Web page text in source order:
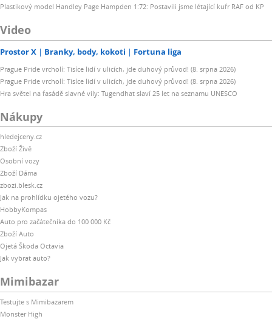
Plastikový model Handley Page Hampden 1:72: Postavili jsme létající kufr RAF od KP
Video
Prostor X Branky, body, kokoti Fortuna liga
Prague Pride vrcholí: Tisíce lidí v ulicích, jde duhový průvod! (8. srpna 2026)
Prague Pride vrcholí: Tisíce lidí v ulicích, jde duhový průvod! (8. srpna 2026)
Hra světel na fasádě slavné vily: Tugendhat slaví 25 let na seznamu UNESCO
Nákupy
hledejceny.cz
Zboží Živě
Osobní vozy
Zboží Dáma
zbozi.blesk.cz
Jak na prohlídku ojetého vozu?
HobbyKompas
Auto pro začátečníka do 100 000 Kč
Zboží Auto
Ojetá Škoda Octavia
Jak vybrat auto?
Mimibazar
Testujte s Mimibazarem
Monster High